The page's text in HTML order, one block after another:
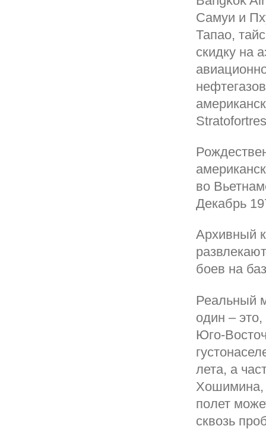
Самуи и
Тапао,
скидку на
во
Декабрь
Архивный
боев на
Реальный
один –
Юго-
лета, а
Хошимина,
полет
сквозь